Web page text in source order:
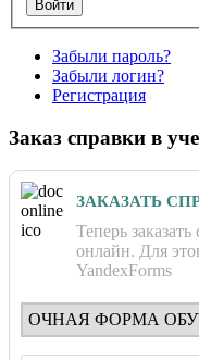
Забыли пароль?
Забыли логин?
Регистрация
Заказ справки в
ЗАКАЗАТЬ
Теперь
онлайн. Для
YandexForms
ОЧНАЯ ФОРМА